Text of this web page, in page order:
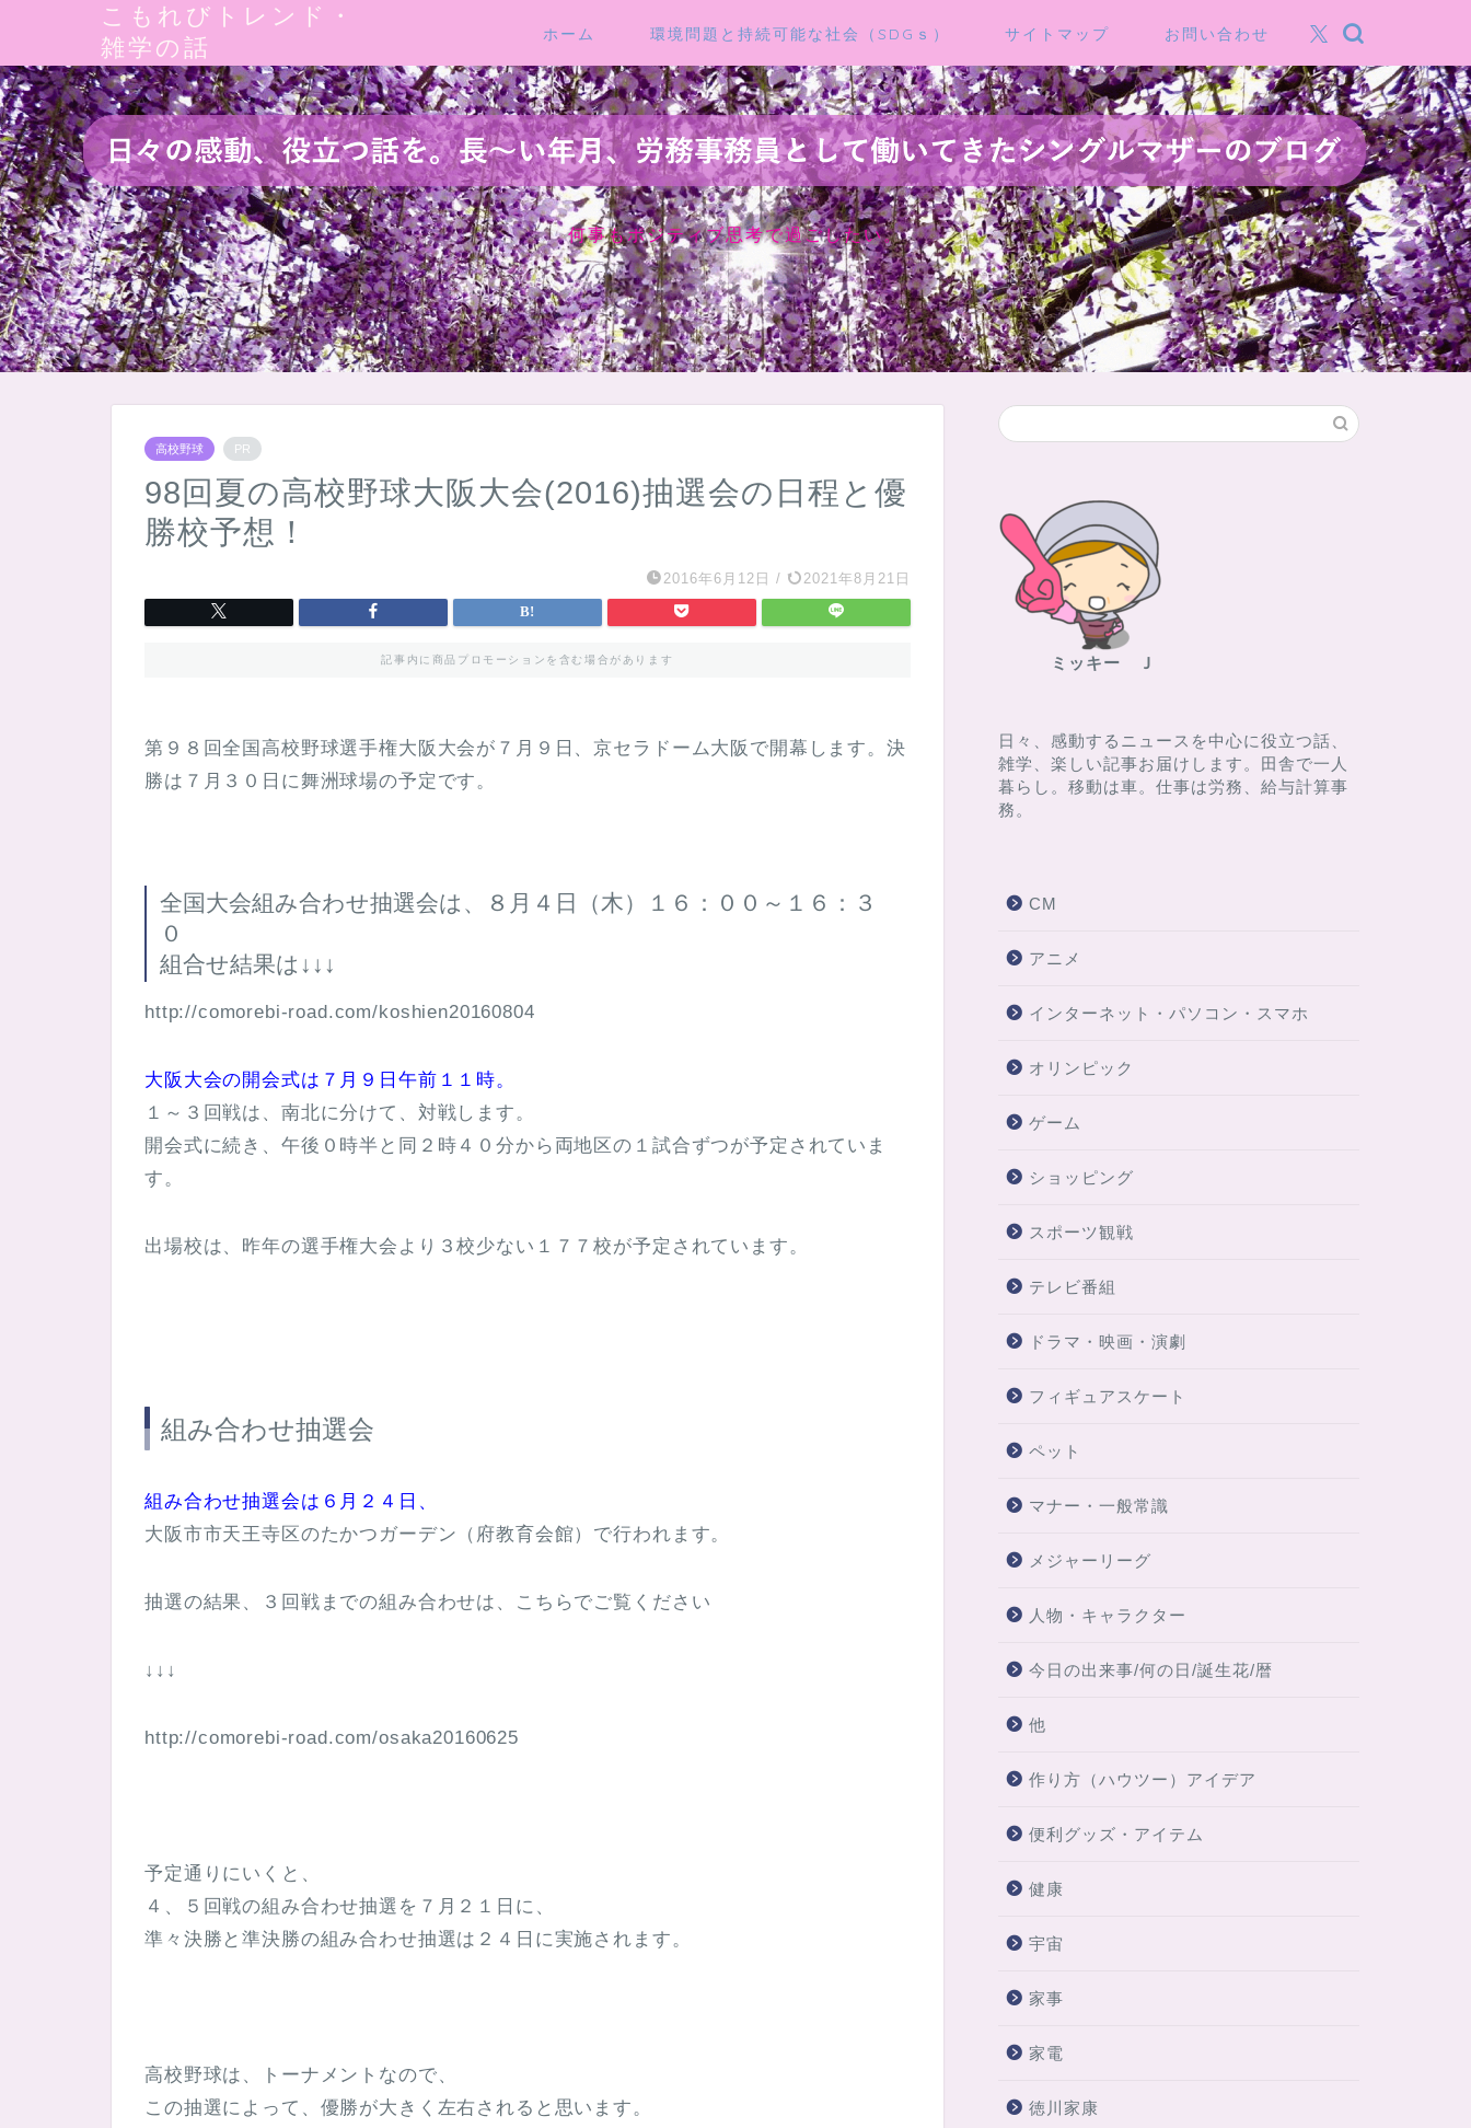
こもれびトレンド・
雑学の話
ホーム 環境問題と持続可能な社会（SDGｓ） サイトマップ お問い合わせ
何事もポジティブ思考で過ごしたい。
高校野球 PR
98回夏の高校野球大阪大会(2016)抽選会の日程と優
勝校予想！
2016年6月12日 / 2021年8月21日
記事内に商品プロモーションを含む場合があります
第９８回全国高校野球選手権大阪大会が７月９日、京セラドーム大阪で開幕します。決
勝は７月３０日に舞洲球場の予定です。
全国大会組み合わせ抽選会は、８月４日（木）１６：００～１６：３
０
組合せ結果は↓↓↓
http://comorebi-road.com/koshien20160804
大阪大会の開会式は７月９日午前１１時。
１～３回戦は、南北に分けて、対戦します。
開会式に続き、午後０時半と同２時４０分から両地区の１試合ずつが予定されていま
す。
出場校は、昨年の選手権大会より３校少ない１７７校が予定されています。
組み合わせ抽選会
組み合わせ抽選会は６月２４日、
大阪市市天王寺区のたかつガーデン（府教育会館）で行われます。
抽選の結果、３回戦までの組み合わせは、こちらでご覧ください
↓↓↓
http://comorebi-road.com/osaka20160625
予定通りにいくと、
４、５回戦の組み合わせ抽選を７月２１日に、
準々決勝と準決勝の組み合わせ抽選は２４日に実施されます。
高校野球は、トーナメントなので、
この抽選によって、優勝が大きく左右されると思います。
ミッキー Ｊ
日々、感動するニュースを中心に役立つ話、
雑学、楽しい記事お届けします。田舎で一人
暮らし。移動は車。仕事は労務、給与計算事
務。
CM
アニメ
インターネット・パソコン・スマホ
オリンピック
ゲーム
ショッピング
スポーツ観戦
テレビ番組
ドラマ・映画・演劇
フィギュアスケート
ペット
マナー・一般常識
メジャーリーグ
人物・キャラクター
今日の出来事/何の日/誕生花/暦
他
作り方（ハウツー）アイデア
便利グッズ・アイテム
健康
宇宙
家事
家電
徳川家康